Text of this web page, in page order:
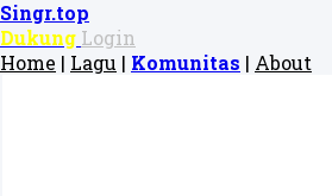
Singr.top
Dukung Login
Home | Lagu | Komunitas | About